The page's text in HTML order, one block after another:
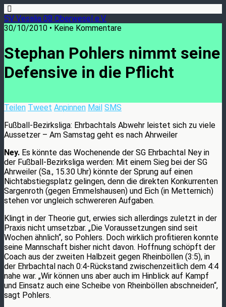
SV Vesalia 08 Oberwesel e.V.
30/10/2010 • Keine Kommentare
Stephan Pohlers nimmt seine
Defensive in die Pflicht
Teilen Tweet Anpinnen Mail SMS
Fußball-Bezirksliga: Ehrbachtals Abwehr leistet sich zu viele
Aussetzer – Am Samstag geht es nach Ahrweiler
Ney. Es könnte das Wochenende der SG Ehrbachtal Ney in
der Fußball-Bezirksliga werden: Mit einem Sieg bei der SG
Ahrweiler (Sa., 15.30 Uhr) könnte der Sprung auf einen
Nichtabstiegsplatz gelingen, denn die direkten Konkurrenten
Sargenroth (gegen Emmelshausen) und Eich (in Metternich)
stehen vor ungleich schwereren Aufgaben.
Klingt in der Theorie gut, erwies sich allerdings zuletzt in der
Praxis nicht umsetzbar. „Die Voraussetzungen sind seit
Wochen ähnlich“, so Pohlers. Doch wirklich profitieren konnte
seine Mannschaft bisher nicht davon. Hoffnung schöpft der
Coach aus der zweiten Halbzeit gegen Rheinböllen (3:5), in
der Ehrbachtal nach 0:4-Rückstand zwischenzeitlich dem 4:4
nahe war. „Wir können uns aber auch im Hinblick auf Kampf
und Einsatz auch eine Scheibe von Rheinböllen abschneiden“,
sagt Pohlers.